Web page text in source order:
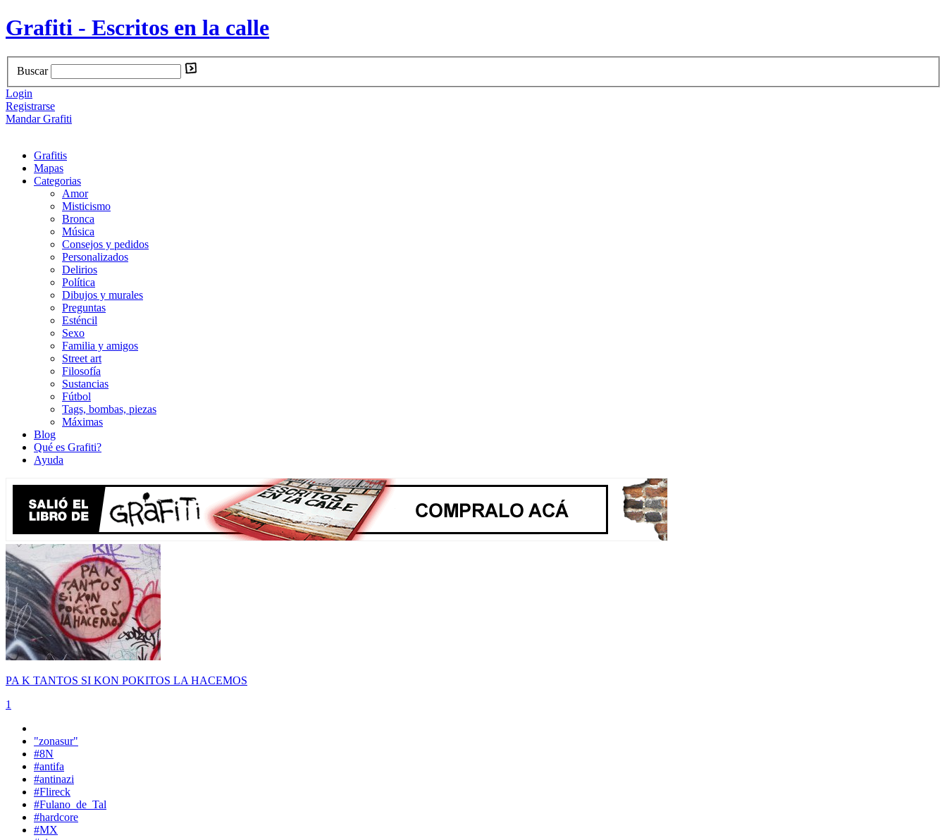
Grafiti - Escritos en la calle
Buscar
Login
Registrarse
Mandar Grafiti
Grafitis
Mapas
Categorias
Amor
Misticismo
Bronca
Música
Consejos y pedidos
Personalizados
Delirios
Política
Dibujos y murales
Preguntas
Esténcil
Sexo
Familia y amigos
Street art
Filosofía
Sustancias
Fútbol
Tags, bombas, piezas
Máximas
Blog
Qué es Grafiti?
Ayuda
PA K TANTOS SI KON POKITOS LA HACEMOS
1
"zonasur"
#8N
#antifa
#antinazi
#Flireck
#Fulano_de_Tal
#hardcore
#MX